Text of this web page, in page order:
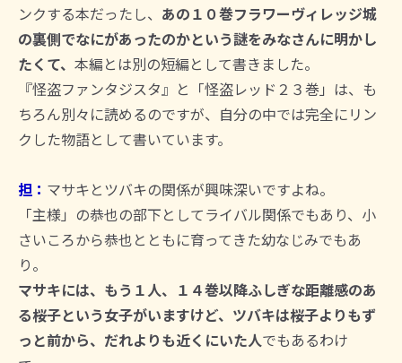
ンクする本だったし、 あの１０巻フラワーヴィレッジ城
の裏側でなにがあったのかという謎をみなさんに明かし
たくて、 本編とは別の短編として書きました。
『怪盗ファンタジスタ』と「怪盗レッド２３巻」は、も
ちろん別々に読めるのですが、自分の中では完全にリン
クした物語として書いています。
担： マサキとツバキの関係が興味深いですよね。
「主様」の恭也の部下としてライバル関係でもあり、小
さいころから恭也とともに育ってきた幼なじみでもあ
り。
マサキには、もう１人、１４巻以降ふしぎな距離感のあ
る桜子という女子がいますけど、ツバキは桜子よりもず
っと前から、だれよりも近くにいた人でもあるわけ